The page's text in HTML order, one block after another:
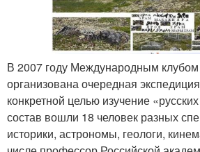
В 2007 году Международным
организована очередная
конкретной целью изучение
состав вошли 18 человек разных
историки, астрономы, геологи,